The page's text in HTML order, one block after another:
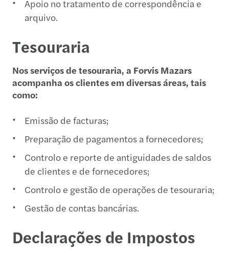
Apoio no tratamento de correspondência e
arquivo.
Tesouraria
Nos serviços de tesouraria, a Forvis Mazars
acompanha os clientes em diversas áreas, tais
como:
Emissão de facturas;
Preparação de pagamentos a fornecedores;
Controlo e reporte de antiguidades de saldos
de clientes e de fornecedores;
Controlo e gestão de operações de tesouraria;
Gestão de contas bancárias.
Declarações de Impostos